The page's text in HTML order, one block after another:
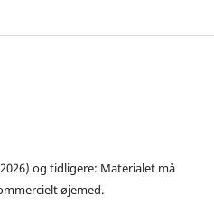
og tidligere: Materialet må
øjemed.